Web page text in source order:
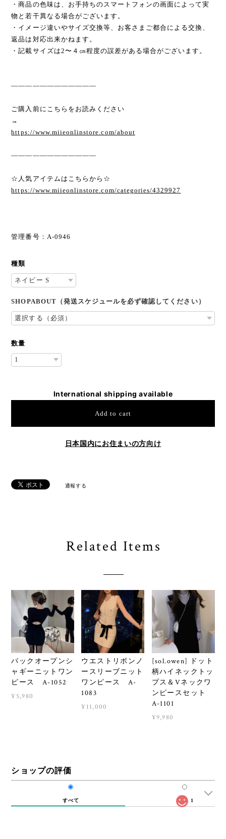
・商品の色味は、お手持ちのスマートフォンの画面によって実
物と若干異なる場合がございます。
・イメージ違いやサイズ交換等、お客さまご都合による交換、
返品は対応出来かねます。
・記載サイズは2〜４㎝程度の誤差がある場合がございます。
————————————
ご購入前にこちらをお読みください
→
https://www.miieonlinstore.com/about
————————————
☆人気アイテムはこちらから☆
https://www.miieonlinstore.com/categories/4329927
管理番号：A-0946
種類
SHOPABOUT（発送スケジュールを必ず確認してください）
数量
International shipping available
Add to cart
日本国内にお住まいの方向け
通報する
Related Items
バックオープンシ
ャギーニットワン
ピース A-1052
¥5,980
ウエストリボンノ
ースリーブニット
ワンピース A-
1083
¥11,000
[sol.owen] ドット
柄ハイネックトッ
プス＆Vネックワ
ンピースセット
A-1101
¥9,980
ショップの評価
すべて 1